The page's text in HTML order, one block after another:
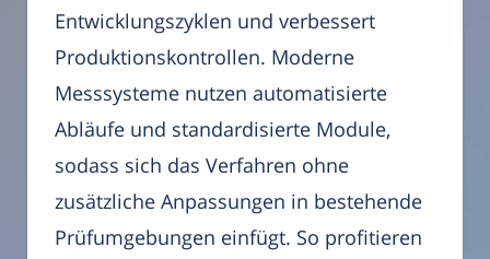
Entwicklungszyklen und verbessert
Produktionskontrollen. Moderne
Messsysteme nutzen automatisierte
Abläufe und standardisierte Module,
sodass sich das Verfahren ohne
zusätzliche Anpassungen in bestehende
Prüfumgebungen einfügt. So profitieren